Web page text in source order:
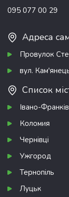
095 077 00 29
Адреса
Провулок
вул.
Список
Івано-
Коломия
Чернівці
Ужгород
Тернопіль
Луцьк